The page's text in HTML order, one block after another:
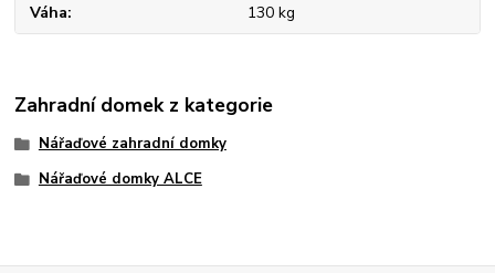
Váha 130 kg
Zahradní domek z kategorie
Nářaďové zahradní domky
Nářaďové domky ALCE